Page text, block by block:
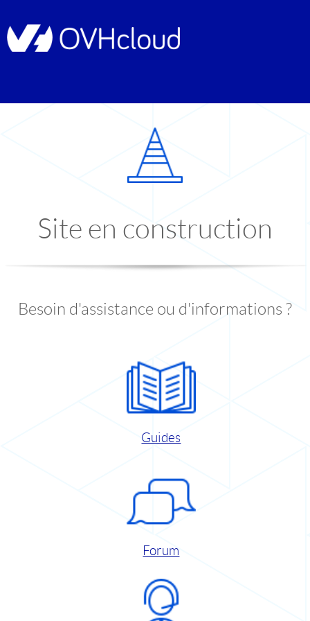
Site en construction
Besoin d'assistance ou d'informations ?
Guides
Forum